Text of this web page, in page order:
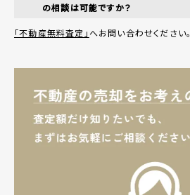
の相談は可能ですか？
「不動産無料査定」へお問い合わせください。